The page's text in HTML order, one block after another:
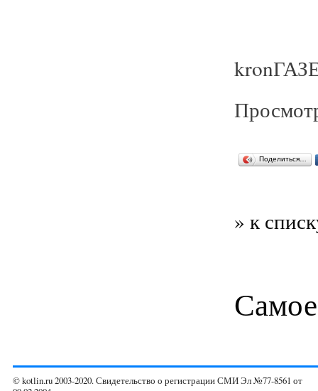
Поделиться…
» к
© kotlin.ru 2003-2020. Свидетельство о регистрации СМИ Эл №77-8561 от